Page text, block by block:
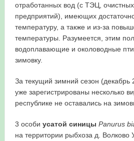
отработанных вод (с ТЭЦ,
предприятий), имеющих
температуру, а также и из-за
температуры. Разумеется, этим
водоплавающие и околоводные
зимовку.
За текущий зимний сезон (декабрь
уже зарегистрированы несколько
республике не оставались на
3 особи усатой синицы Panurus
на территории рыбхоза д. Волково